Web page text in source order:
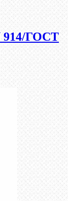
914/ГОСТ